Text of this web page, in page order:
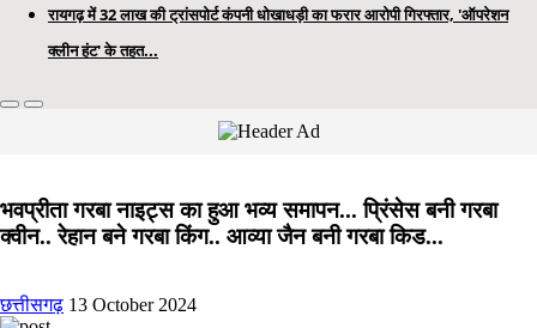
रायगढ़ में 32 लाख की ट्रांसपोर्ट कंपनी धोखाधड़ी का फरार आरोपी गिरफ्तार, 'ऑपरेशन
क्लीन हंट' के तहत...
भवप्रीता गरबा नाइट्स का हुआ भव्य समापन... प्रिंसेस बनी गरबा
क्वीन.. रेहान बने गरबा किंग.. आव्या जैन बनी गरबा किड...
छत्तीसगढ़ 13 October 2024